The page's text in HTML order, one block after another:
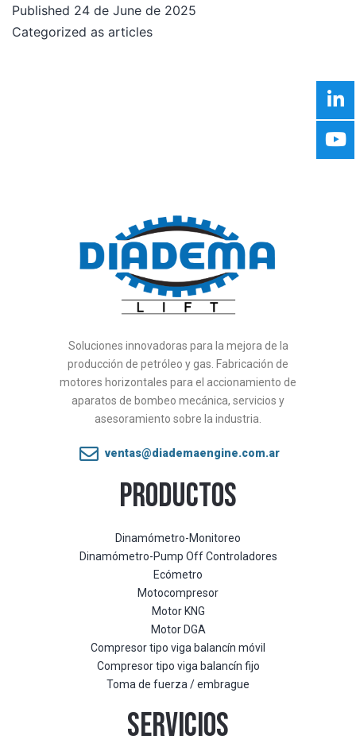
Published 24 de June de 2025
Categorized as articles
Soluciones innovadoras para la mejora de la
producción de petróleo y gas. Fabricación de
motores horizontales para el accionamiento de
aparatos de bombeo mecánica, servicios y
asesoramiento sobre la industria.
ventas@diademaengine.com.ar
PRODUCTOS
Dinamómetro-Monitoreo
Dinamómetro-Pump Off Controladores
Ecómetro
Motocompresor
Motor KNG
Motor DGA
Compresor tipo viga balancín móvil
Compresor tipo viga balancín fijo
Toma de fuerza / embrague
SERVICIOS